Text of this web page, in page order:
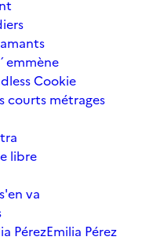
Cookie
courts métrages
libre
va
PérezEmilia Pérez